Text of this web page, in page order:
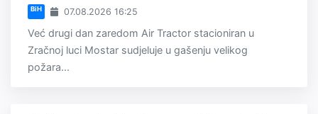
BiH 07.08.2026 16:25
Već drugi dan zaredom Air Tractor stacioniran u
Zračnoj luci Mostar sudjeluje u gašenju velikog
požara...